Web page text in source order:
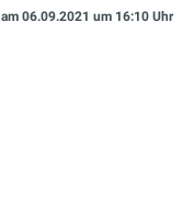
am 06.09.2021 um 16:10 Uhr